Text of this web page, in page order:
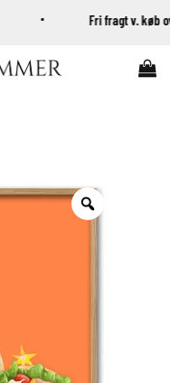
Fri fragt v.